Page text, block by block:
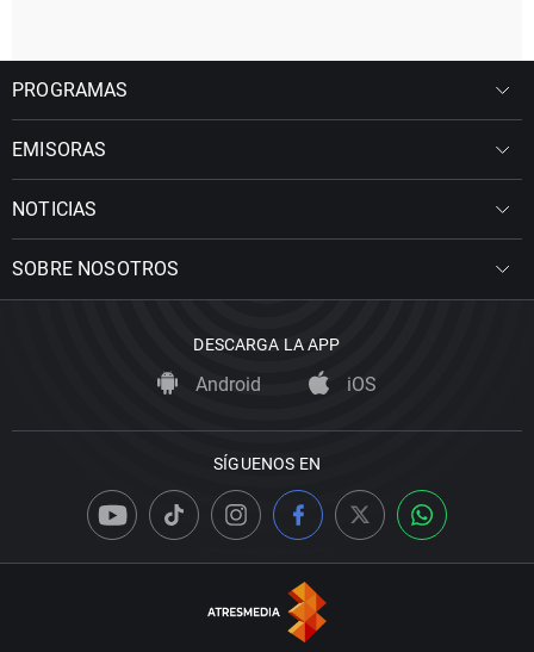
PROGRAMAS
EMISORAS
NOTICIAS
SOBRE NOSOTROS
DESCARGA LA APP
Android iOS
SÍGUENOS EN